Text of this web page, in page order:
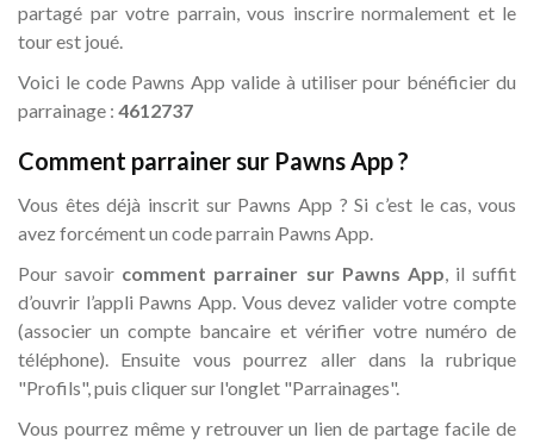
partagé par votre parrain, vous inscrire normalement et le
tour est joué.
Voici le code Pawns App valide à utiliser pour bénéficier du
parrainage : 4612737
Comment parrainer sur Pawns App ?
Vous êtes déjà inscrit sur Pawns App ? Si c’est le cas, vous
avez forcément un code parrain Pawns App.
Pour savoir comment parrainer sur Pawns App, il suffit
d’ouvrir l’appli Pawns App. Vous devez valider votre compte
(associer un compte bancaire et vérifier votre numéro de
téléphone). Ensuite vous pourrez aller dans la rubrique
"Profils", puis cliquer sur l'onglet "Parrainages".
Vous pourrez même y retrouver un lien de partage facile de